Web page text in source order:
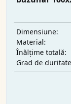
Dimensiune:
Material:
Înălțime totală:
Grad de